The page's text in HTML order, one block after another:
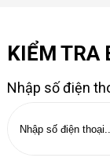
KIỂM TRA
Nhập số điện